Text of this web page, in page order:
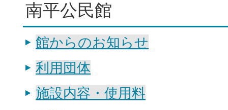
南平公民館
館からのお知らせ
利用団体
施設内容・使用料